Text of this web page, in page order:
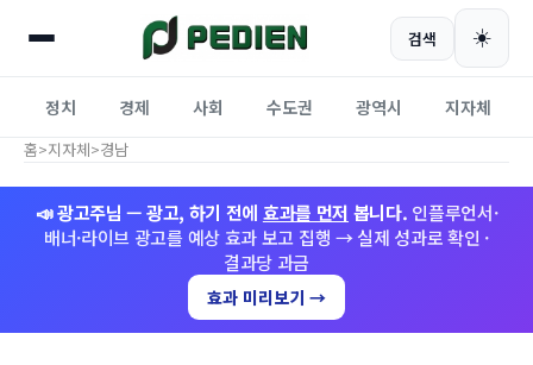
검색 ☀️
정치 경제 사회 수도권 광역시 지자체
홈>지자체>경남
📣 광고주님 — 광고, 하기 전에 효과를 먼저 봅니다. 인플루언서·
배너·라이브 광고를 예상 효과 보고 집행 → 실제 성과로 확인 ·
결과당 과금
효과 미리보기 →